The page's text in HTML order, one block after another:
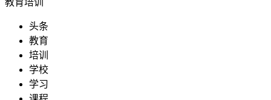
教育培训
头条
教育
培训
学校
学习